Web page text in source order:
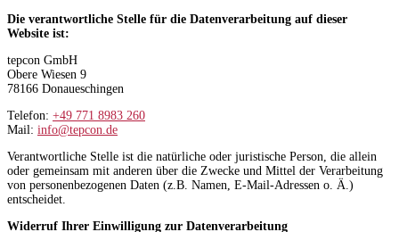
Die verantwortliche Stelle für die Datenverarbeitung auf dieser
Website ist:
tepcon GmbH
Obere Wiesen 9
78166 Donaueschingen
Telefon: +49 771 8983 260
Mail: info@tepcon.de
Verantwortliche Stelle ist die natürliche oder juristische Person, die allein
oder gemeinsam mit anderen über die Zwecke und Mittel der Verarbeitung
von personenbezogenen Daten (z.B. Namen, E-Mail-Adressen o. Ä.)
entscheidet.
Widerruf Ihrer Einwilligung zur Datenverarbeitung